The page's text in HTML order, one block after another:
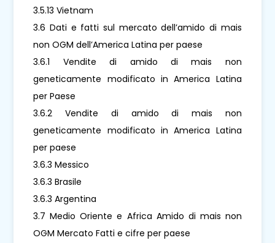
3.5.13 Vietnam
3.6 Dati e fatti sul mercato dell’amido di mais
non OGM dell’America Latina per paese
3.6.1 Vendite di amido di mais non
geneticamente modificato in America Latina
per Paese
3.6.2 Vendite di amido di mais non
geneticamente modificato in America Latina
per paese
3.6.3 Messico
3.6.3 Brasile
3.6.3 Argentina
3.7 Medio Oriente e Africa Amido di mais non
OGM Mercato Fatti e cifre per paese